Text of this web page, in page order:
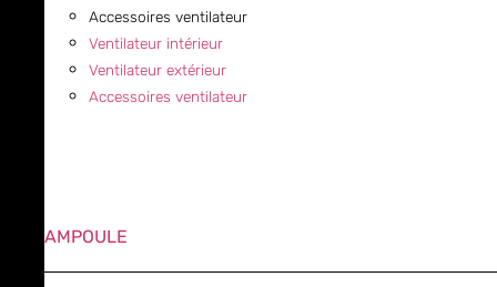
Accessoires ventilateur
Ventilateur intérieur
Ventilateur extérieur
Accessoires ventilateur
AMPOULE